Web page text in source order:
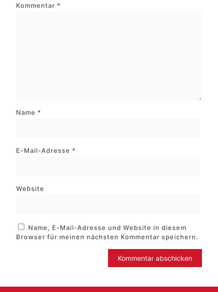
Kommentar *
Name *
E-Mail-Adresse *
Website
Name, E-Mail-Adresse und Website in diesem
Browser für meinen nächsten Kommentar speichern.